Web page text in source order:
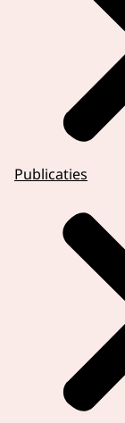
Publicaties